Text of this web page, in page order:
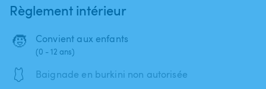
Règlement intérieur
🧒 Convient aux enfants
(0 - 12 ans)
🩱 Baignade en burkini non autorisée